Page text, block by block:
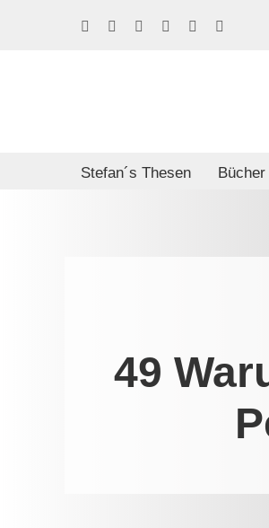
FacebookLinkedIn
Xing Spotify
Stefan´s Thesen Bücher
49